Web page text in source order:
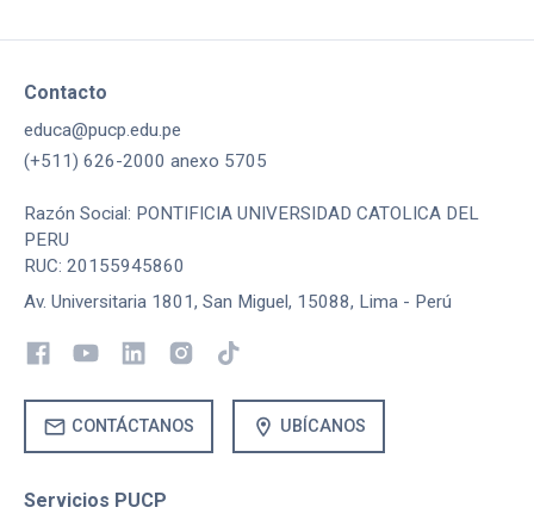
Contacto
educa@pucp.edu.pe
(+511) 626-2000 anexo 5705
Razón Social: PONTIFICIA UNIVERSIDAD CATOLICA DEL
PERU
RUC: 20155945860
Av. Universitaria 1801, San Miguel, 15088, Lima - Perú
mail CONTÁCTANOS location_on UBÍCANOS
Servicios PUCP